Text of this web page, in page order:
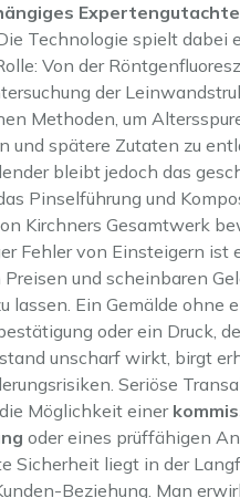
Technologie spielt dabei
Von der
der
Methoden, um
und spätere Zutaten zu
bleibt jedoch das
Pinselführung und
Kirchners Gesamtwerk
Fehler von Einsteigern ist
und scheinbaren
lassen. Ein Gemälde ohne
oder ein Druck,
unscharf wirkt, birgt
Seriöse
Möglichkeit einer
oder eines prüffähigen
Sicherheit liegt in der
Beziehung. Man